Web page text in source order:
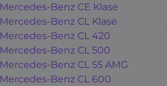
Mercedes-Benz CE Klasė
Mercedes-Benz CL Klasė
Mercedes-Benz CL 420
Mercedes-Benz CL 500
Mercedes-Benz CL 55 AMG
Mercedes-Benz CL 600